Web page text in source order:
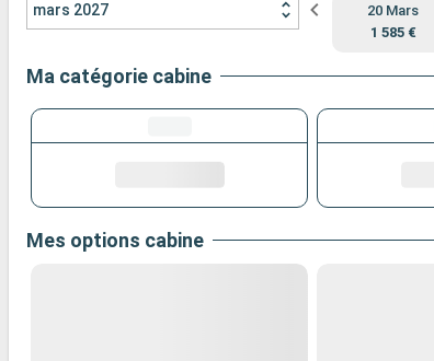
mars 2027
20 Mars
1 585 €
Ma catégorie cabine
Mes options cabine